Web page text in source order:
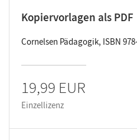
Kopiervorlagen als PDF
Cornelsen Pädagogik, ISBN
19,99 EUR
Einzellizenz